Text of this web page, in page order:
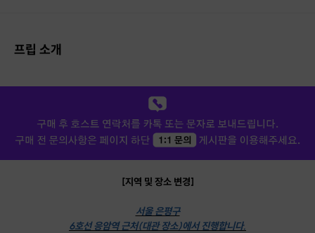
프립 소개
[지역 및 장소 변경]
서울 은평구
6호선 응암역 근처(대관 장소)에서 진행합니다.